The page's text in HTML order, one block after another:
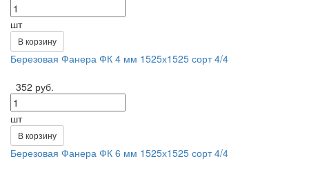
шт
В корзину
Березовая Фанера ФК 4 мм 1525х1525 сорт 4/4
352 руб.
шт
В корзину
Березовая Фанера ФК 6 мм 1525х1525 сорт 4/4